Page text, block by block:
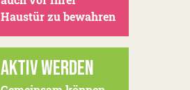
Haustür zu bewahren
AKTIV WERDEN